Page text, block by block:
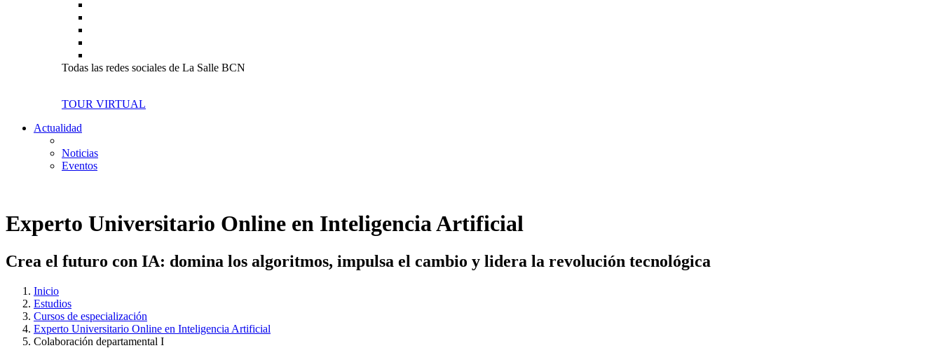
Todas las redes sociales de La Salle BCN
TOUR VIRTUAL
Actualidad
Noticias
Eventos
Experto Universitario Online en Inteligencia Artificial
Crea el futuro con IA: domina los algoritmos, impulsa el cambio y lidera la revolución tecnológica
Inicio
Estudios
Cursos de especialización
Experto Universitario Online en Inteligencia Artificial
Colaboración departamental I